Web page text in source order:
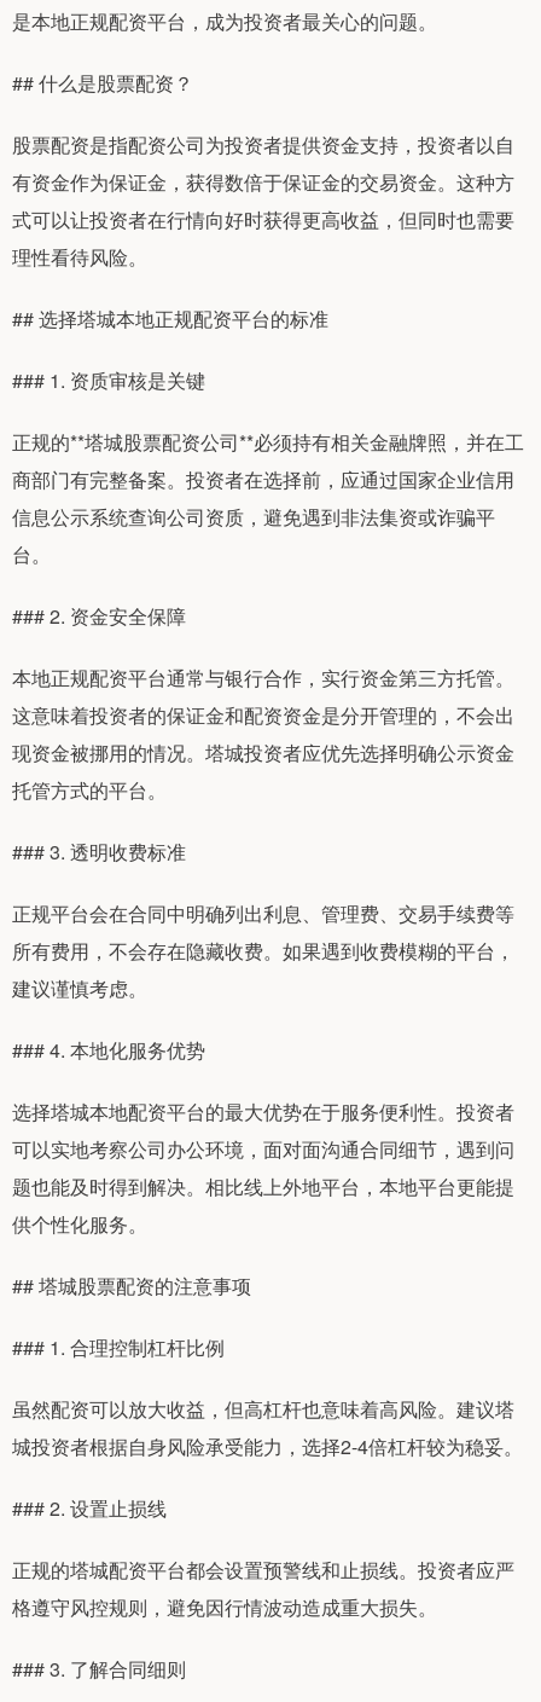
是本地正规配资平台，成为投资者最关心的问题。
## 什么是股票配资？
股票配资是指配资公司为投资者提供资金支持，投资者以自
有资金作为保证金，获得数倍于保证金的交易资金。这种方
式可以让投资者在行情向好时获得更高收益，但同时也需要
理性看待风险。
## 选择塔城本地正规配资平台的标准
### 1. 资质审核是关键
正规的**塔城股票配资公司**必须持有相关金融牌照，并在工
商部门有完整备案。投资者在选择前，应通过国家企业信用
信息公示系统查询公司资质，避免遇到非法集资或诈骗平
台。
### 2. 资金安全保障
本地正规配资平台通常与银行合作，实行资金第三方托管。
这意味着投资者的保证金和配资资金是分开管理的，不会出
现资金被挪用的情况。塔城投资者应优先选择明确公示资金
托管方式的平台。
### 3. 透明收费标准
正规平台会在合同中明确列出利息、管理费、交易手续费等
所有费用，不会存在隐藏收费。如果遇到收费模糊的平台，
建议谨慎考虑。
### 4. 本地化服务优势
选择塔城本地配资平台的最大优势在于服务便利性。投资者
可以实地考察公司办公环境，面对面沟通合同细节，遇到问
题也能及时得到解决。相比线上外地平台，本地平台更能提
供个性化服务。
## 塔城股票配资的注意事项
### 1. 合理控制杠杆比例
虽然配资可以放大收益，但高杠杆也意味着高风险。建议塔
城投资者根据自身风险承受能力，选择2-4倍杠杆较为稳妥。
### 2. 设置止损线
正规的塔城配资平台都会设置预警线和止损线。投资者应严
格遵守风控规则，避免因行情波动造成重大损失。
### 3. 了解合同细则